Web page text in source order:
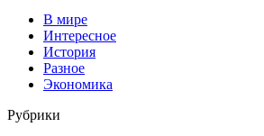
В мире
Интересное
История
Разное
Экономика
Рубрики